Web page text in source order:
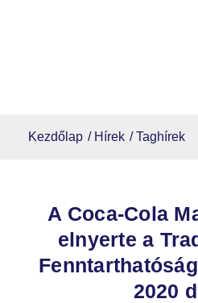
Kezdőlap / Hírek / Taghírek
A Coca-Cola
elnyerte a
2020